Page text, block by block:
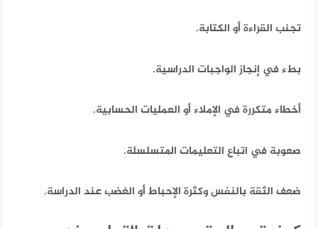
تجنب القراءة أو الكتابة.
بطء في إنجاز الواجبات الدراسية.
أخطاء متكررة في الإملاء أو العمليات الحسابية.
صعوبة في اتباع التعليمات المتسلسلة.
ضعف الثقة بالنفس وكثرة الإحباط أو الغضب عند الدراسة.